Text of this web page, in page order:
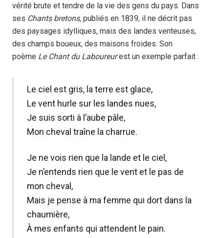
vérité brute et tendre de la vie des gens du pays. Dans
ses Chants bretons, publiés en 1839, il ne décrit pas
des paysages idylliques, mais des landes venteuses,
des champs boueux, des maisons froides. Son
poème Le Chant du Laboureurest un exemple parfait :
Le ciel est gris, la terre est glace,
Le vent hurle sur les landes nues,
Je suis sorti à l’aube pâle,
Mon cheval traîne la charrue.
Je ne vois rien que la lande et le ciel,
Je n’entends rien que le vent et le pas de
mon cheval,
Mais je pense à ma femme qui dort dans la
chaumière,
À mes enfants qui attendent le pain.